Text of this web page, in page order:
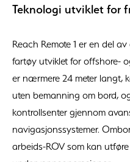
Teknologi utviklet for
Reach Remote 1 er en del
fartøy utviklet for offshore-
er nærmere 24 meter langt,
uten bemanning om bord,
kontrollsenter gjennom
navigasjonssystemer.
arbeids-ROV som kan